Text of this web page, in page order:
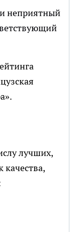
неприятный
лучших,